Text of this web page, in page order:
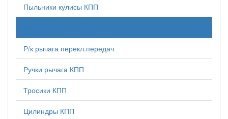
Пыльники кулисы КПП
Р/к рычага перекл.передач
Ручки рычага КПП
Тросики КПП
Цилиндры КПП